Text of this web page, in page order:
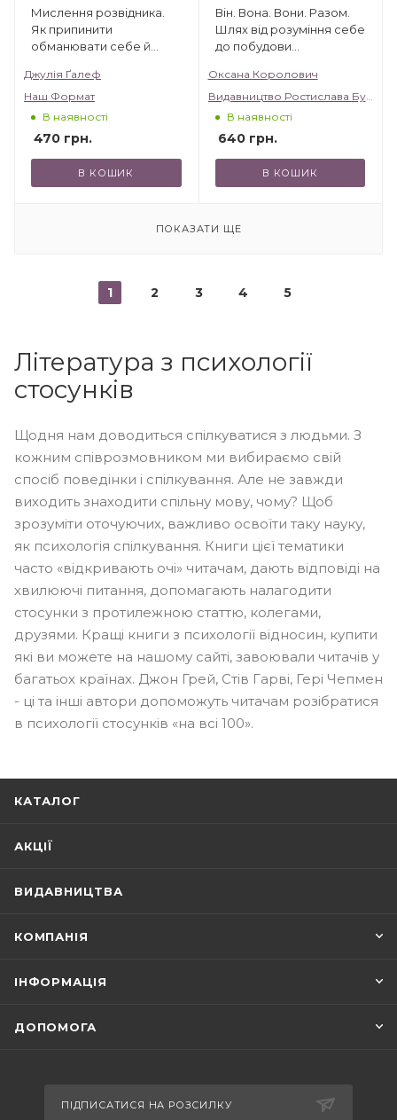
Мислення розвідника.
Як припинити
обманювати себе й
рішення
Джулія Ґалеф
Наш Формат
В наявності
470 грн.
В КОШИК
Він. Вона. Вони. Разом.
Шлях від розуміння себе
до побудови
Оксана Королович
Видавництво Ростислава Бурлаки
В наявності
640грн.
В КОШИК
ПОКАЗАТИ ЩЕ
1 2 3 4 5
Література з психології
стосунків
Щодня нам доводиться спілкуватися з людьми. З
кожним співрозмовником ми вибираємо свій
спосіб поведінки і спілкування. Але не завжди
виходить знаходити спільну мову, чому? Щоб
зрозуміти оточуючих, важливо освоїти таку науку,
як психологія спілкування. Книги цієї тематики
часто «відкривають очі» читачам, дають відповіді на
хвилюючі питання, допомагають налагодити
стосунки з протилежною статтю, колегами,
друзями. Кращі книги з психології відносин, купити
які ви можете на нашому сайті, завоювали читачів у
багатьох країнах. Джон Грей, Стів Гарві, Гері Чепмен
- ці та інші автори допоможуть читачам розібратися
в психології стосунків «на всі 100».
КАТАЛОГ
АКЦІЇ
ВИДАВНИЦТВА
КОМПАНІЯ
ІНФОРМАЦІЯ
ДОПОМОГА
ПІДПИСАТИСЯ НА РОЗСИЛКУ